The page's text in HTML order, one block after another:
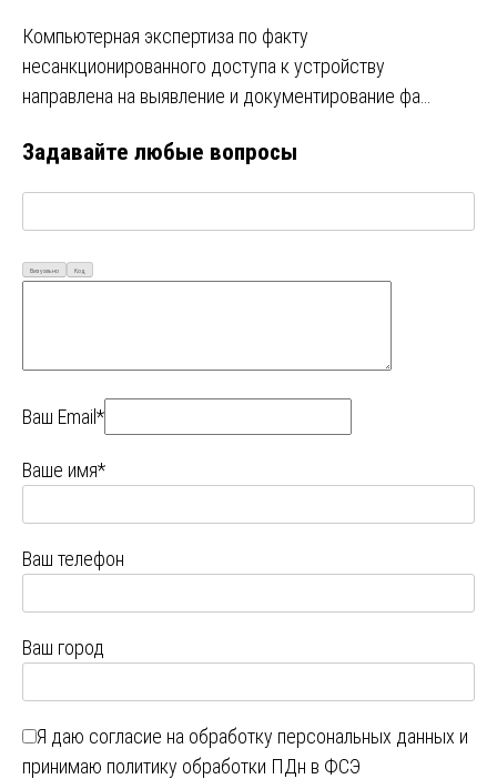
Компьютерная экспертиза по факту
несанкционированного доступа к устройству
направлена на выявление и документирование фа…
Задавайте любые вопросы
Визуально Код
Ваш Email*
Ваше имя*
Ваш телефон
Ваш город
Я даю согласие на обработку персональных данных и
принимаю политику обработки ПДн в ФСЭ